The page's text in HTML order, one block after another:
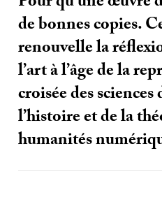
de bonnes copies.
renouvelle la
l’art à l’âge de la
croisée des
l’histoire et de la
humanités